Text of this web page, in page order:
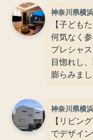
のでした
く、その
決め手で
で、子ど
間は何よ
みんなで
神奈川県横
【子ども
何気なく
プレシャ
目惚れし
膨らみま
しく走り
れること
神奈川県横
【リビン
でデザイン